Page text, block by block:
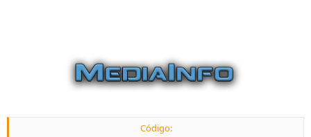
Código: